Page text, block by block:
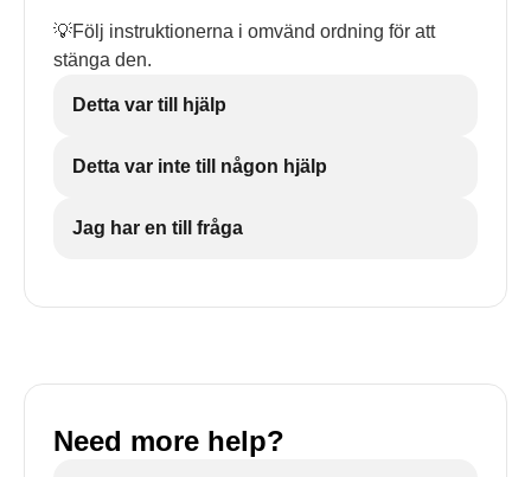
💡Följ instruktionerna i omvänd ordning för att
stänga den.
Detta var till hjälp
Detta var inte till någon hjälp
Jag har en till fråga
Need more help?